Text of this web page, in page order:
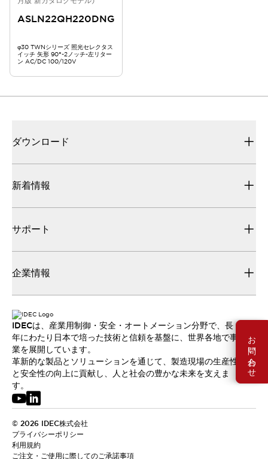
お問い合わせ
ASLN22QH220DNG
φ30 TWNシリーズ 照光セレクタス
イッチ 矢形 90°-2ノッチ-左リター
ン AC/DC 100/120V
ダウンロード
新着情報
サポート
企業情報
IDECは、産業用制御・安全・オートメーション分野で、長
年にわたり日本で培った技術と信頼を基盤に、世界各地で事
業を展開しています。
革新的な製品とソリューションを通じて、製造現場の生産性
と安全性の向上に貢献し、人と社会の豊かな未来を支えま
す。
© 2026 IDEC株式会社
プライバシーポリシー
利用規約
ご注文・ご使用に際してのご承諾事項